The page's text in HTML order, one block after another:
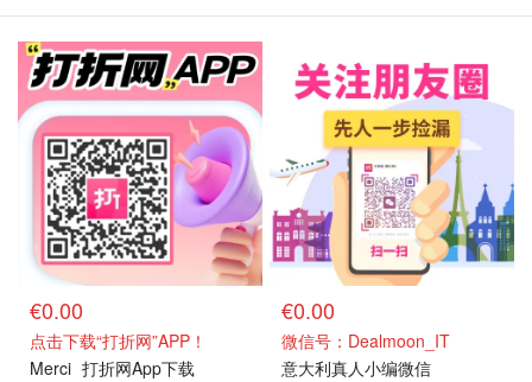
€0.00
点击下载“打折网”APP！
Merci 打折网App下载
€0.00
微信号：Dealmoon_IT
意大利真人小编微信